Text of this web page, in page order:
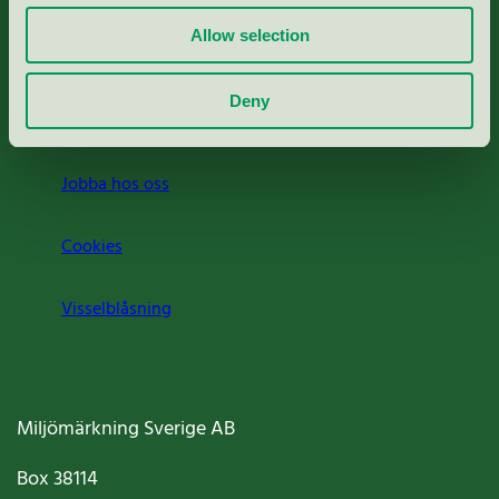
Allow selection
Deny
Press
Om oss
Jobba hos oss
Cookies
Visselblåsning
Miljömärkning Sverige AB
Box38114